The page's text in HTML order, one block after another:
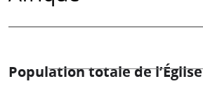
Population totale de l’Église